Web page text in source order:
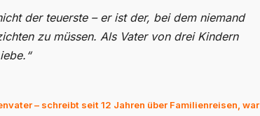
der teuerste – er ist der, bei dem niemand
zu müssen. Als Vater von drei Kindern
– schreibt seit 12 Jahren über Familienreisen, war